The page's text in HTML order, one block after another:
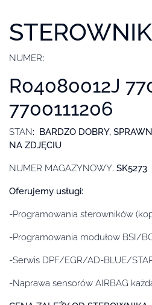
STEROWNIK
NUMER:
R04080012J
7700111206
STAN: BARDZO DOBRY,
NA ZDJĘCIU
NUMER MAGAZYNOWY. SK5273
Oferujemy usługi:
-Programowania sterowników
-Programowania modułow BSI/
-Serwis DPF/EGR/AD-BLUE/
-Naprawa sensorów AIRBAG